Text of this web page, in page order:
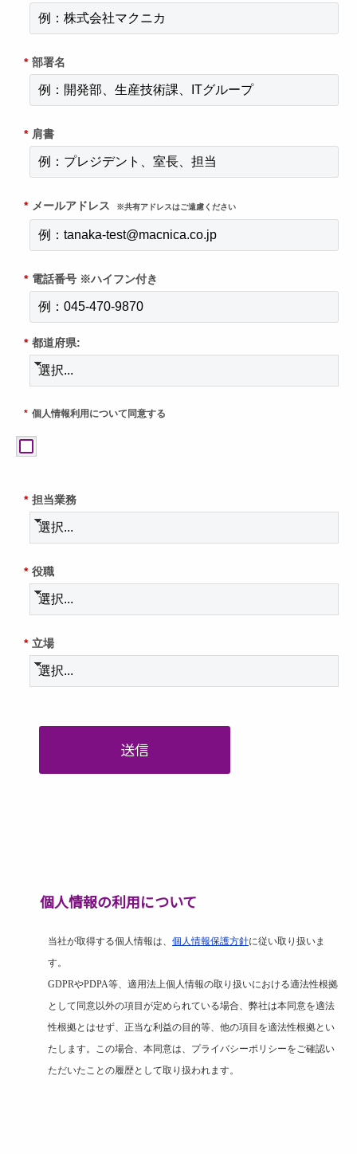
* 部署名
* 肩書
* メールアドレス ※共有アドレスはご遠慮ください
* 電話番号 ※ハイフン付き
* 都道府県:
* 個人情報利用について同意する
* 担当業務
* 役職
* 立場
送信
個人情報の利用について
当社が取得する個人情報は、 個人情報保護方針に従い取り扱いま
す。
GDPRやPDPA等、適用法上個人情報の取り扱いにおける適法性根拠
として同意以外の項目が定められている場合、弊社は本同意を適法
性根拠とはせず、正当な利益の目的等、他の項目を適法性根拠とい
たします。この場合、本同意は、プライバシーポリシーをご確認い
ただいたことの履歴として取り扱われます。